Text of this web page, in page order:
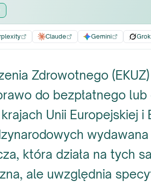
Claude Gemini Grok
Zdrowotnego
do bezpłatnego
Unii Europejskiej i
która działa na tych
ale uwzględnia